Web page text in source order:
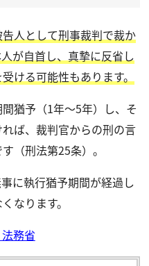
人として刑事裁判で裁か
が自首し、真摯に反省し
ける可能性もあります。
猶予（1年〜5年）し、そ
ば、裁判官からの刑の言
（刑法第25条）。
に執行猶予期間が経過し
なります。
務省